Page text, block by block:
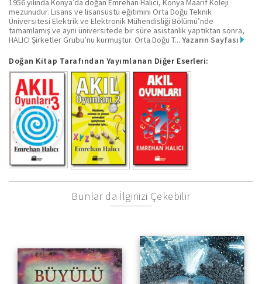
1956 yılında Konya’da doğan Emrehan Halıcı, Konya Maarif Koleji
mezunudur. Lisans ve lisansüstü eğitimini Orta Doğu Teknik
Üniversitesi Elektrik ve Elektronik Mühendisliği Bölümü’nde
tamamlamış ve aynı üniversitede bir süre asistanlık yaptıktan sonra,
HALICI Şirketler Grubu’nu kurmuştur. Orta Doğu T... Yazarın Sayfası
Doğan Kitap Tarafından Yayımlanan Diğer Eserleri:
Bunlar da İlginizi Çekebilir